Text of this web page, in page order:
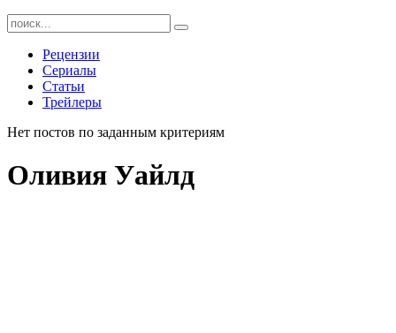
Найти:
Рецензии
Сериалы
Статьи
Трейлеры
Нет постов по заданным критериям
Оливия Уайлд